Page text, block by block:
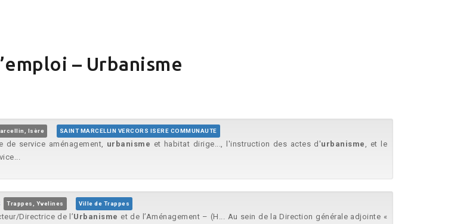
– Urbanisme
Isère SAINT MARCELLIN VERCORS ISERE COMMUNAUTE
service aménagement, urbanisme et habitat dirige..., l'instruction des actes d'urbanisme , et le
Trappes, Yvelines Ville de Trappes
Directrice de l’Urbanisme et de l’Aménagement – (H... Au sein de la Direction générale adjointe «